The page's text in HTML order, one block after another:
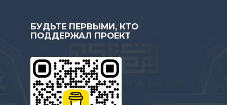
БУДЬТЕ ПЕРВЫМИ, КТО
ПОДДЕРЖАЛ ПРОЕКТ